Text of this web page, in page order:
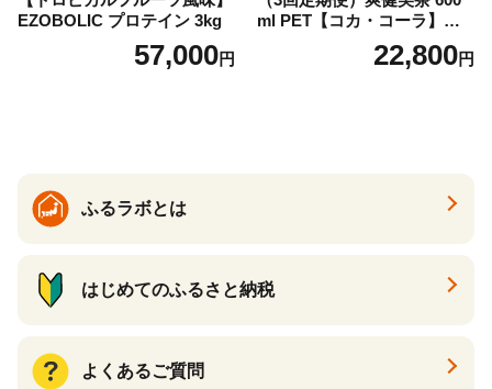
EZOBOLIC プロテイン 3kg
57,000円
ml PET【コカ・コーラ】ペ
ットボトル 1ケース(24本) 定
期便 3回(72本) セット お茶
22,800円
ふるラボとは
はじめてのふるさと納税
よくあるご質問